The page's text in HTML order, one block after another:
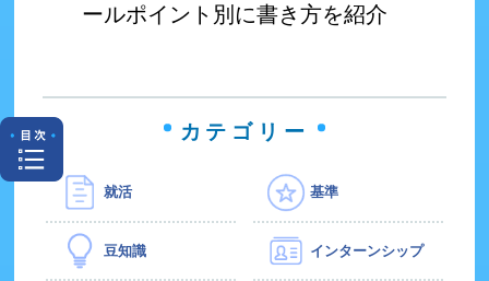
ールポイント別に書き方を紹介
カテゴリー
就活 基準
豆知識 インターンシップ